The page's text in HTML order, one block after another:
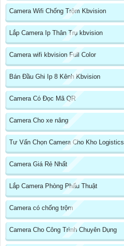
Camera Wifi Chống Trộm Kbvision
Lắp Camera Ip Thân Trụ kbvision
Camera wifi kbvision Full Color
Bán Đầu Ghi Ip 8 Kênh Kbvision
Camera Có Đọc Mã QR
Camera Cho xe nâng
Tư Vấn Chọn Camera Cho Kho Logistics
Camera Giá Rẻ Nhất
Lắp Camera Phòng Phẩu Thuật
Camera có chống trộm
Camera Cho Công Trình Chuyên Dụng